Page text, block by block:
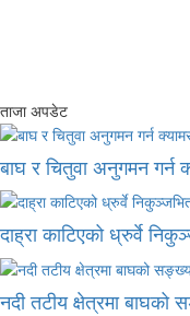
ताजा अपडेट
बाघ र चितुवा अनुगमन गर्न
दाह्रा काटिएको ध्रुर्वे
नदी तटीय क्षेत्रमा बाघको